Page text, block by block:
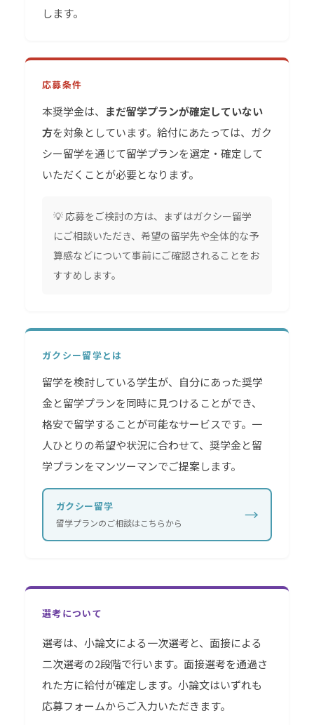
します。
応募条件
本奨学金は、 まだ留学プランが確定していない
方を対象としています。給付にあたっては、ガク
シー留学を通じて留学プランを選定・確定して
いただくことが必要となります。
💡 応募をご検討の方は、まずはガクシー留学
にご相談いただき、希望の留学先や全体的な予
算感などについて事前にご確認されることをお
すすめします。
ガクシー留学とは
留学を検討している学生が、自分にあった奨学
金と留学プランを同時に見つけることができ、
格安で留学することが可能なサービスです。一
人ひとりの希望や状況に合わせて、奨学金と留
学プランをマンツーマンでご提案します。
ガクシー留学
留学プランのご相談はこちらから →
選考について
選考は、小論文による一次選考と、面接による
二次選考の2段階で行います。面接選考を通過さ
れた方に給付が確定します。小論文はいずれも
応募フォームからご入力いただきます。